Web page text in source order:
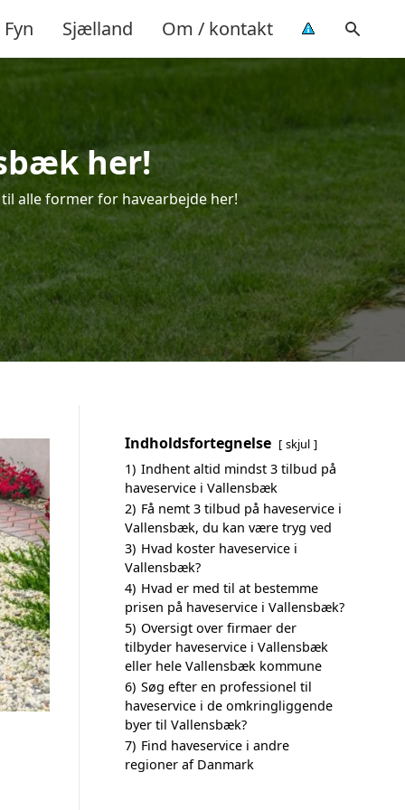
Fyn Sjælland Om / kontakt
her!
alle former for havearbejde her!
Indholdsfortegnelse skjul
1) Indhent altid mindst 3 tilbud på
haveservice i Vallensbæk
2) Få nemt 3 tilbud på haveservice i
Vallensbæk, du kan være tryg ved
3) Hvad koster haveservice i
Vallensbæk?
4) Hvad er med til at bestemme
prisen på haveservice i Vallensbæk?
5) Oversigt over firmaer der
tilbyder haveservice i Vallensbæk
eller hele Vallensbæk kommune
6) Søg efter en professionel til
haveservice i de omkringliggende
byer til Vallensbæk?
7) Find haveservice i andre
regioner af Danmark